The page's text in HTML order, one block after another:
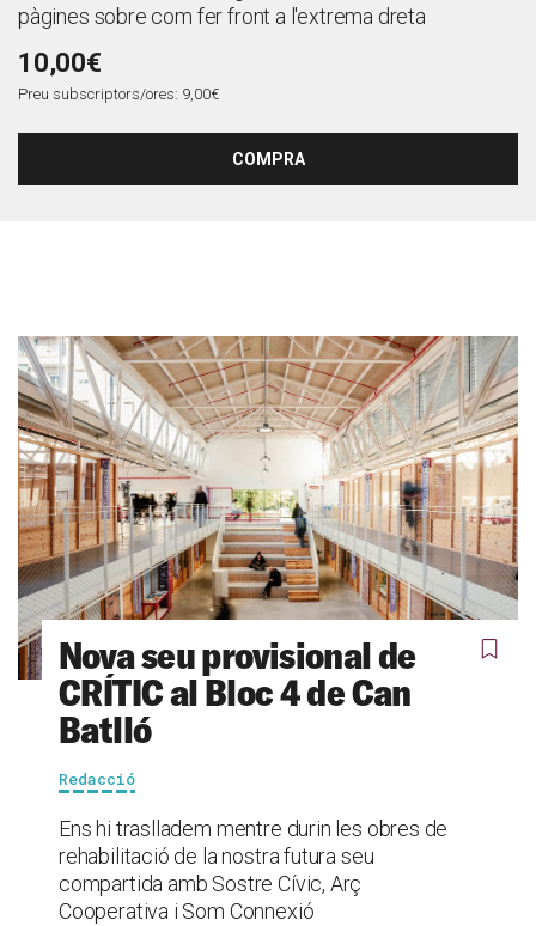
pàgines sobre com fer front a l'extrema dreta
10,00€
Preu subscriptors/ores: 9,00€
COMPRA
Nova seu provisional de
CRÍTIC al Bloc 4 de Can
Batlló
Redacció
Ens hi traslladem mentre durin les obres de
rehabilitació de la nostra futura seu
compartida amb Sostre Cívic, Arç
Cooperativa i Som Connexió